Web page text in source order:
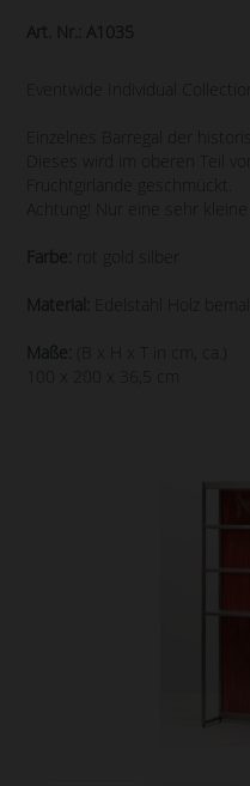
Art. Nr.: A1035
Eventwide Individual
Einzelnes Barregal der
Dieses wird im oberen Teil
Fruchtgirlande geschmückt.
Achtung! Nur eine sehr
Farbe: rot gold silber
Material: Edelstahl Holz
Maße:
(B x H x T in cm, ca.)
100 x 200 x 36,5 cm